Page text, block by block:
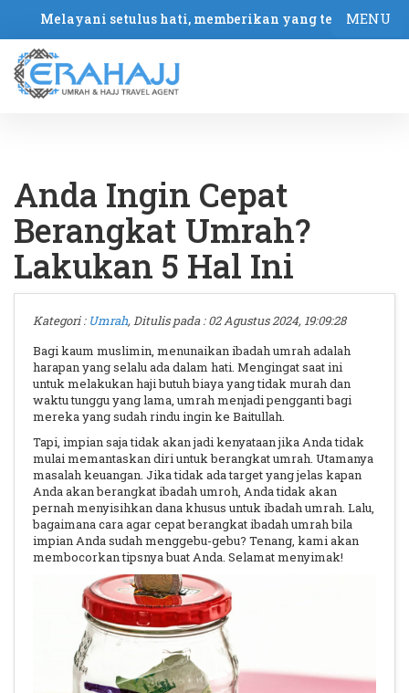
Melayani setulus hati, memberikan yang terbaik
Anda Ingin Cepat
Berangkat Umrah?
Lakukan 5 Hal Ini
Kategori : Umrah, Ditulis pada : 02 Agustus 2024, 19:09:28
Bagi kaum muslimin, menunaikan ibadah umrah adalah
harapan yang selalu ada dalam hati. Mengingat saat ini
untuk melakukan haji butuh biaya yang tidak murah dan
waktu tunggu yang lama, umrah menjadi pengganti bagi
mereka yang sudah rindu ingin ke Baitullah.
Tapi, impian saja tidak akan jadi kenyataan jika Anda tidak
mulai memantaskan diri untuk berangkat umrah. Utamanya
masalah keuangan. Jika tidak ada target yang jelas kapan
Anda akan berangkat ibadah umroh, Anda tidak akan
pernah menyisihkan dana khusus untuk ibadah umrah. Lalu,
bagaimana cara agar cepat berangkat ibadah umrah bila
impian Anda sudah menggebu-gebu? Tenang, kami akan
membocorkan tipsnya buat Anda. Selamat menyimak!
MENU